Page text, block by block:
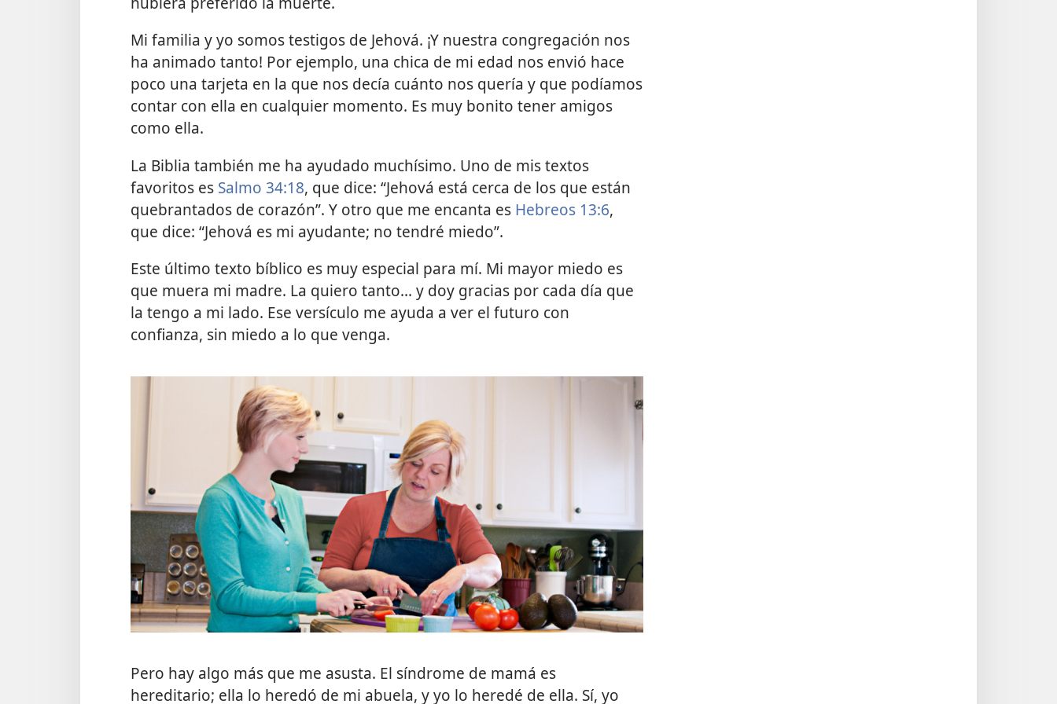
Mi familia y yo somos testigos de Jehová. ¡Y nuestra congregación nos
ha animado tanto! Por ejemplo, una chica de mi edad nos envió hace
poco una tarjeta en la que nos decía cuánto nos quería y que podíamos
contar con ella en cualquier momento. Es muy bonito tener amigos
como ella.
La Biblia también me ha ayudado muchísimo. Uno de mis textos
favoritos es Salmo 34:18, que dice: “Jehová está cerca de los que están
quebrantados de corazón”. Y otro que me encanta es Hebreos 13:6,
que dice: “Jehová es mi ayudante; no tendré miedo”.
Este último texto bíblico es muy especial para mí. Mi mayor miedo es
que muera mi madre. La quiero tanto... y doy gracias por cada día que
la tengo a mi lado. Ese versículo me ayuda a ver el futuro con
confianza, sin miedo a lo que venga.
Pero hay algo más que me asusta. El síndrome de mamá es
hereditario; ella lo heredó de mi abuela, y yo lo heredé de ella. Sí, yo